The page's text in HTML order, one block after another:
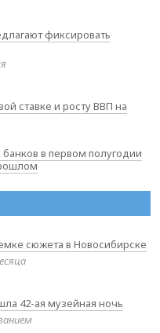
фиксировать
ставке и росту ВВП на
в первом полугодии
сюжета в Новосибирске
42-ая музейная ночь